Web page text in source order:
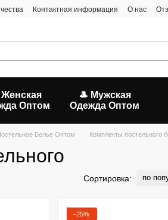
Контактная информация О нас
Женская
Оптом
🎩 Мужская
Одежда Оптом
Белье Оптом Комплекты постельного
Сортировка: по
−25%